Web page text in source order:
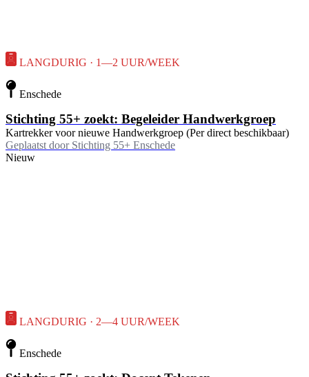
LANGDURIG · 1—2 UUR/WEEK
Enschede
Stichting 55+ zoekt: Begeleider Handwerkgroep
Kartrekker voor nieuwe Handwerkgroep (Per direct beschikbaar)
Geplaatst door Stichting 55+ Enschede
Nieuw
LANGDURIG · 2—4 UUR/WEEK
Enschede